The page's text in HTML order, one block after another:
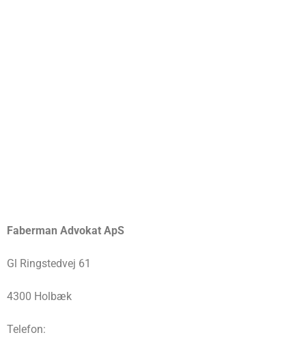
Faberman Advokat ApS
Gl Ringstedvej 61
4300 Holbæk
Telefon: